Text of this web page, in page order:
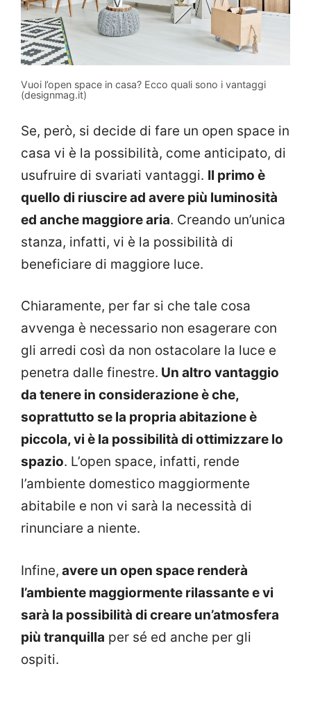
Vuoi l’open space in casa? Ecco quali sono i vantaggi
(designmag.it)
Se, però, si decide di fare un open space in
casa vi è la possibilità, come anticipato, di
usufruire di svariati vantaggi. Il primo è
quello di riuscire ad avere più luminosità
ed anche maggiore aria. Creando un’unica
stanza, infatti, vi è la possibilità di
beneficiare di maggiore luce.
Chiaramente, per far si che tale cosa
avvenga è necessario non esagerare con
gli arredi così da non ostacolare la luce e
penetra dalle finestre. Un altro vantaggio
da tenere in considerazione è che,
soprattutto se la propria abitazione è
piccola, vi è la possibilità di ottimizzare lo
spazio. L’open space, infatti, rende
l’ambiente domestico maggiormente
abitabile e non vi sarà la necessità di
rinunciare a niente.
Infine, avere un open space renderà
l’ambiente maggiormente rilassante e vi
sarà la possibilità di creare un’atmosfera
più tranquilla per sé ed anche per gli
ospiti.